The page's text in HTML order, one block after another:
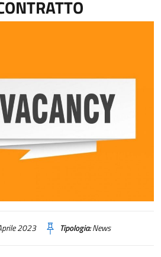
2023 Tipologia:News